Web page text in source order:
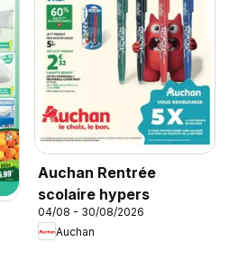
Auchan Rentrée
scolaire hypers
04/08 - 30/08/2026
Auchan